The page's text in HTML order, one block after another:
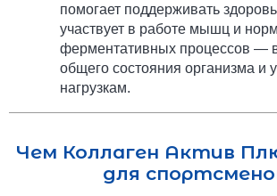
помогает поддерживать
участвует в работе мышц и
ферментативных процессов —
общего состояния организма и
нагрузкам.
Чем Коллаген Актив
для